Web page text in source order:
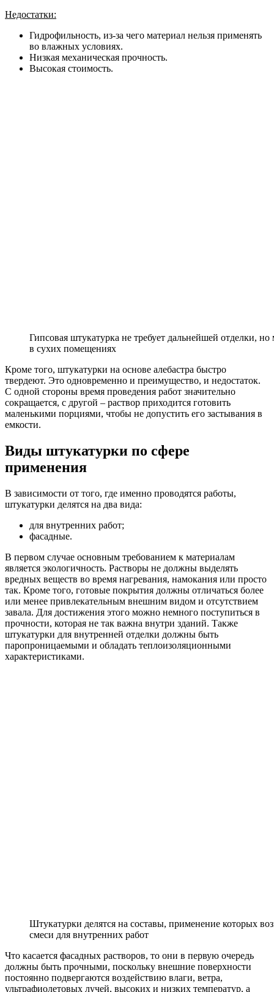
Недостатки:
Гидрофильность, из-за чего материал нельзя применять
во влажных условиях.
Низкая механическая прочность.
Высокая стоимость.
Гипсовая штукатурка не требует дальнейшей отделки, но
в сухих помещениях
Кроме того, штукатурки на основе алебастра быстро
твердеют. Это одновременно и преимущество, и недостаток.
С одной стороны время проведения работ значительно
сокращается, с другой – раствор приходится готовить
маленькими порциями, чтобы не допустить его застывания в
емкости.
Виды штукатурки по сфере
применения
В зависимости от того, где именно проводятся работы,
штукатурки делятся на два вида:
для внутренних работ;
фасадные.
В первом случае основным требованием к материалам
является экологичность. Растворы не должны выделять
вредных веществ во время нагревания, намокания или просто
так. Кроме того, готовые покрытия должны отличаться более
или менее привлекательным внешним видом и отсутствием
завала. Для достижения этого можно немного поступиться в
прочности, которая не так важна внутри зданий. Также
штукатурки для внутренней отделки должны быть
паропроницаемыми и обладать теплоизоляционными
характеристиками.
Штукатурки делятся на составы, применение которых
смеси для внутренних работ
Что касается фасадных растворов, то они в первую очередь
должны быть прочными, поскольку внешние поверхности
постоянно подвергаются воздействию влаги, ветра,
ультрафиолетовых лучей, высоких и низких температур, а